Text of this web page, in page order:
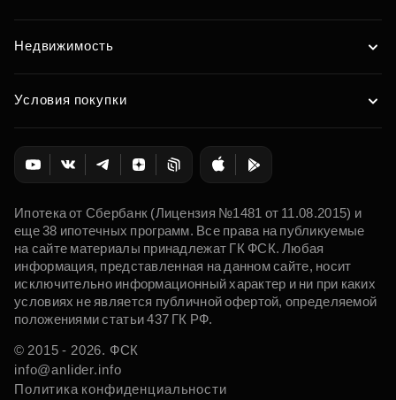
Недвижимость
Условия покупки
Ипотека от Сбербанк (Лицензия №1481 от 11.08.2015) и
еще 38 ипотечных программ. Все права на публикуемые
на сайте материалы принадлежат ГК ФСК. Любая
информация, представленная на данном сайте, носит
исключительно информационный характер и ни при каких
условиях не является публичной офертой, определяемой
положениями статьи 437 ГК РФ.
© 2015 - 2026. ФСК
info@anlider.info
Политика конфиденциальности